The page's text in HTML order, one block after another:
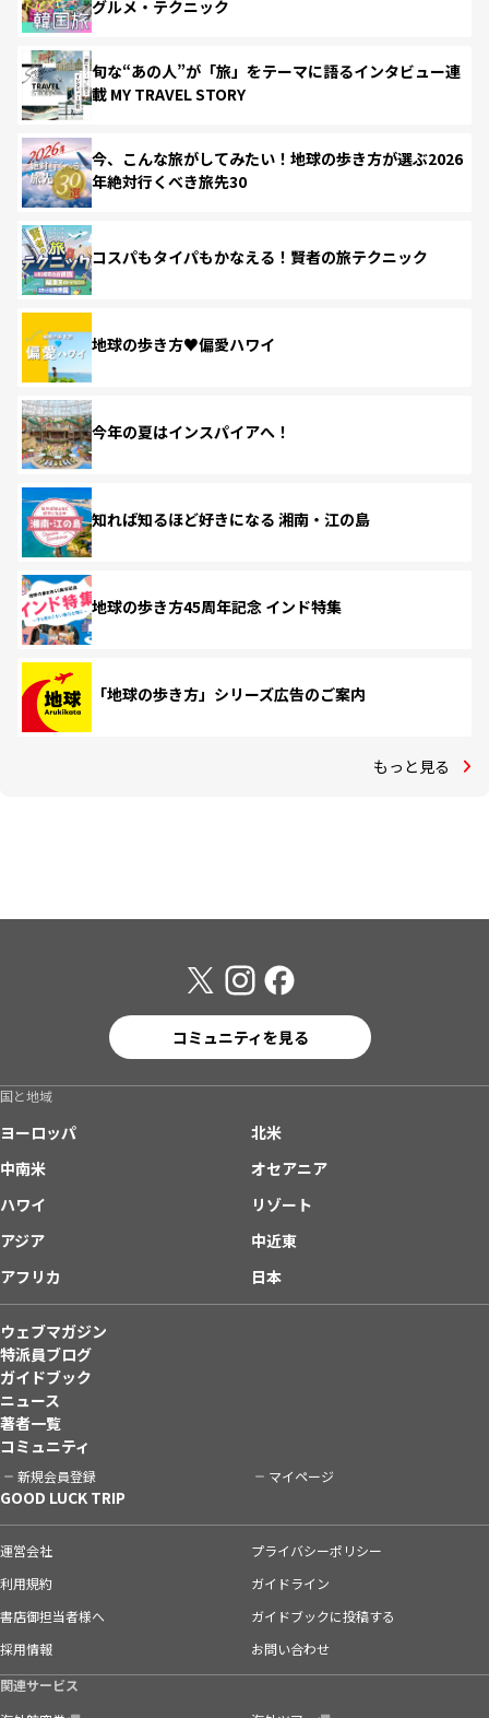
グルメ・テクニック
旬な“あの人”が「旅」をテーマに語るインタビュー連
載 MY TRAVEL STORY
今、こんな旅がしてみたい！地球の歩き方が選ぶ2026
年絶対行くべき旅先30
コスパもタイパもかなえる！賢者の旅テクニック
地球の歩き方♥偏愛ハワイ
今年の夏はインスパイアへ！
知れば知るほど好きになる 湘南・江の島
地球の歩き方45周年記念 インド特集
「地球の歩き方」シリーズ広告のご案内
もっと見る
コミュニティを見る
国と地域
ヨーロッパ
北米
中南米
オセアニア
ハワイ
リゾート
アジア
中近東
アフリカ
日本
ウェブマガジン
特派員ブログ
ガイドブック
ニュース
著者一覧
コミュニティ
新規会員登録 マイページ
GOOD LUCK TRIP
運営会社
プライバシーポリシー
利用規約
ガイドライン
書店御担当者様へ
ガイドブックに投稿する
採用情報
お問い合わせ
関連サービス